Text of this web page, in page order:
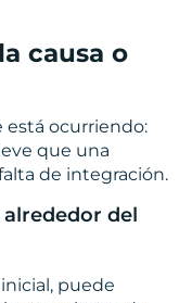
causa o
ocurriendo:
que una
de integración.
alrededor del
puede